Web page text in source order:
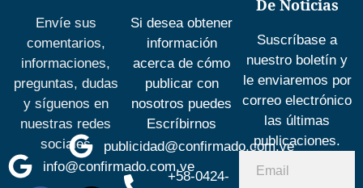
Envíe sus
comentarios,
informaciones,
preguntas, dudas
y síguenos en
nuestras redes
sociales
info@confirmado.com.ve
Si desea obtener
información
acerca de cómo
publicar con
nosotros puedes
Escríbirnos
publicidad@confirmado.com.ve
+58-0424-
De Noticias
Suscríbase a
nuestro boletín y
le enviaremos por
correo electrónico
las últimas
publicaciones.